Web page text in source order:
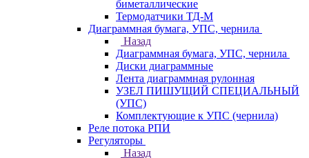
биметаллические
Термодатчики ТД-М
Диаграммная бумага, УПС, чернила
Назад
Диаграммная бумага, УПС, чернила
Диски диаграммные
Лента диаграммная рулонная
УЗЕЛ ПИШУЩИЙ СПЕЦИАЛЬНЫЙ
(УПС)
Комплектующие к УПС (чернила)
Реле потока РПИ
Регуляторы
Назад